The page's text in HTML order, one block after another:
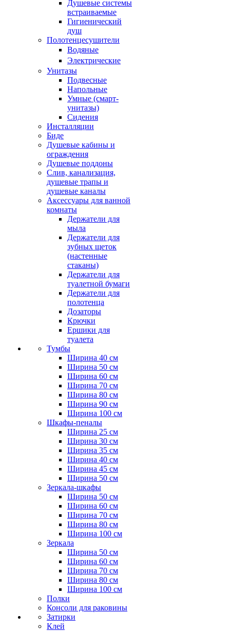
Душевые системы
встраиваемые
Гигиенический
душ
Полотенцесушители
ㅤВодяные
ㅤЭлектрические
Унитазы
Подвесные
Напольные
Умные (смарт-
унитазы)
Сидения
Инсталляции
Биде
Душевые кабины и
ограждения
Душевые поддоны
Слив, канализация,
душевые трапы и
душевые каналы
Аксессуары для ванной
комнаты
Держатели для
мыла
Держатели для
зубных щеток
(настенные
стаканы)
Держатели для
туалетной бумаги
Держатели для
полотенца
Дозаторы
Крючки
Ершики для
туалета
Тумбы
Ширина 40 см
Ширина 50 см
Ширина 60 см
Ширина 70 см
Ширина 80 см
Ширина 90 см
Ширина 100 см
Шкафы-пеналы
Ширина 25 см
Ширина 30 см
Ширина 35 см
Ширина 40 см
Ширина 45 см
Ширина 50 см
Зеркала-шкафы
Ширина 50 см
Ширина 60 см
Ширина 70 см
Ширина 80 см
Ширина 100 см
Зеркала
Ширина 50 см
Ширина 60 см
Ширина 70 см
Ширина 80 см
Ширина 100 см
Полки
Консоли для раковины
Затирки
Клей